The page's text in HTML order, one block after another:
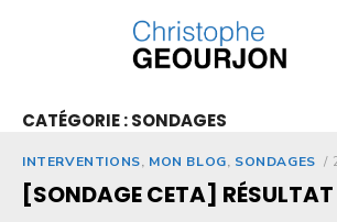
CATÉGORIE :SONDAGES
INTERVENTIONS, MON BLOG, SONDAGES
[SONDAGE CETA]